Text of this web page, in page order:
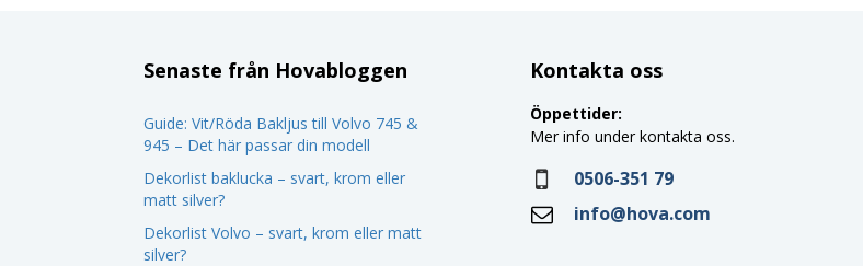
Senaste från Hovabloggen
Guide: Vit/Röda Bakljus till Volvo 745 &
945 – Det här passar din modell
Dekorlist baklucka – svart, krom eller
matt silver?
Dekorlist Volvo – svart, krom eller matt
silver?
Kontakta oss
Öppettider:
Mer info under kontakta oss.
0506-351 79
info@hova.com